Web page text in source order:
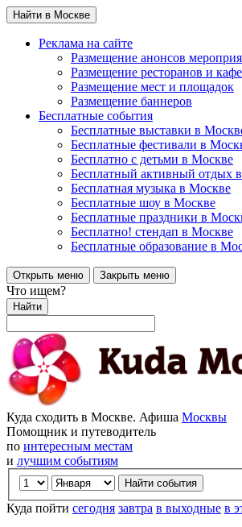
Найти в Москве
Реклама на сайте
Размещение анонсов
Размещение ресторанов и кафе
Размещение мест и площадок
Размещение баннеров
Бесплатные события
Бесплатные выставки в
Бесплатные фестивали в
Бесплатно с детьми в Москве
Бесплатный активный отдых
Бесплатная музыка в Москве
Бесплатные шоу в Москве
Бесплатные праздники в
Бесплатно! стендап в Москве
Бесплатные образование в
Открыть меню Закрыть меню
Что ищем?
Найти
Куда сходить в Москве. Афиша Москвы
Помощник и путеводитель
по интересным местам
и лучшим событиям
Куда пойти сегодня завтра в выходные в